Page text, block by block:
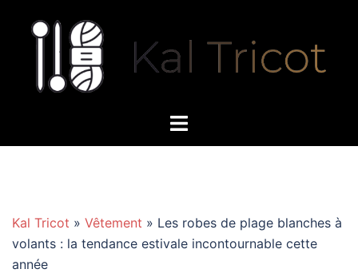
Kal Tricot » Vêtement » Les robes de plage blanches à
volants : la tendance estivale incontournable cette
année